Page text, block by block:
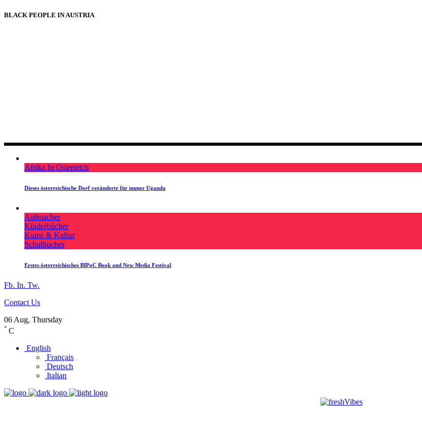
BLACK PEOPLE IN AUSTRIA
Afrika In Osterreich
Dieses österreichische Dorf veränderte für immer Uganda
Aufmacher
Kinderbücher
Kunst & Kultur
Schulbücher
Erstes österreichisches BIPoC Book and New Media Festival
Fb. In. Tw.
Contact Us
06 Aug, Thursday
° C
English
Français
Deutsch
Italian